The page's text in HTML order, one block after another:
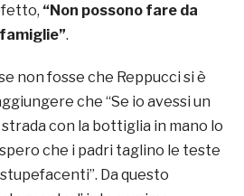
“Non possono fare da
.
non fosse che Reppucci si è
che “Se io avessi un
con la bottiglia in mano lo
che i padri taglino le teste
Da questo